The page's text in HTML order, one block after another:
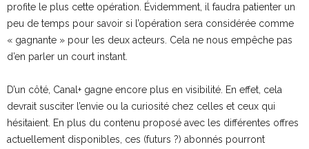
profite le plus cette opération. Évidemment, il faudra patienter un
peu de temps pour savoir si l’opération sera considérée comme
« gagnante » pour les deux acteurs. Cela ne nous empêche pas
d’en parler un court instant.
D’un côté, Canal+ gagne encore plus en visibilité. En effet, cela
devrait susciter l’envie ou la curiosité chez celles et ceux qui
hésitaient. En plus du contenu proposé avec les différentes offres
actuellement disponibles, ces (futurs ?) abonnés pourront